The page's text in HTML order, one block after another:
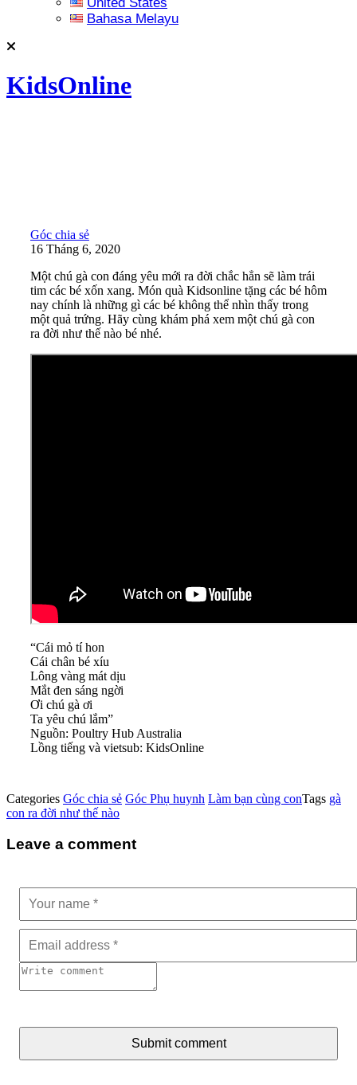
Bahasa Melayu
KidsOnline
Góc chia sẻ
16 Tháng 6, 2020
Một chú gà con đáng yêu mới ra đời chắc hẳn sẽ làm trái
tim các bé xốn xang. Món quà Kidsonline tặng các bé hôm
nay chính là những gì các bé không thể nhìn thấy trong
một quả trứng. Hãy cùng khám phá xem một chú gà con
ra đời như thế nào bé nhé.
“Cái mỏ tí hon
Cái chân bé xíu
Lông vàng mát dịu
Mắt đen sáng ngời
Ơi chú gà ơi
Ta yêu chú lắm”
Nguồn: Poultry Hub Australia
Lồng tiếng và vietsub: KidsOnline
Categories Góc chia sẻ Góc Phụ huynh Làm bạn cùng conTags gà
con ra đời như thế nào
Leave a comment
Submit comment